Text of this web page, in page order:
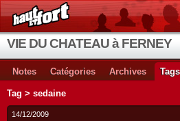
VIE DU CHATEAU à FERNEY
Notes Catégories Archives Tags
Tag > sedaine
14/12/2009